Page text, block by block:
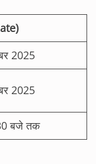
2025
2025
बजे तक